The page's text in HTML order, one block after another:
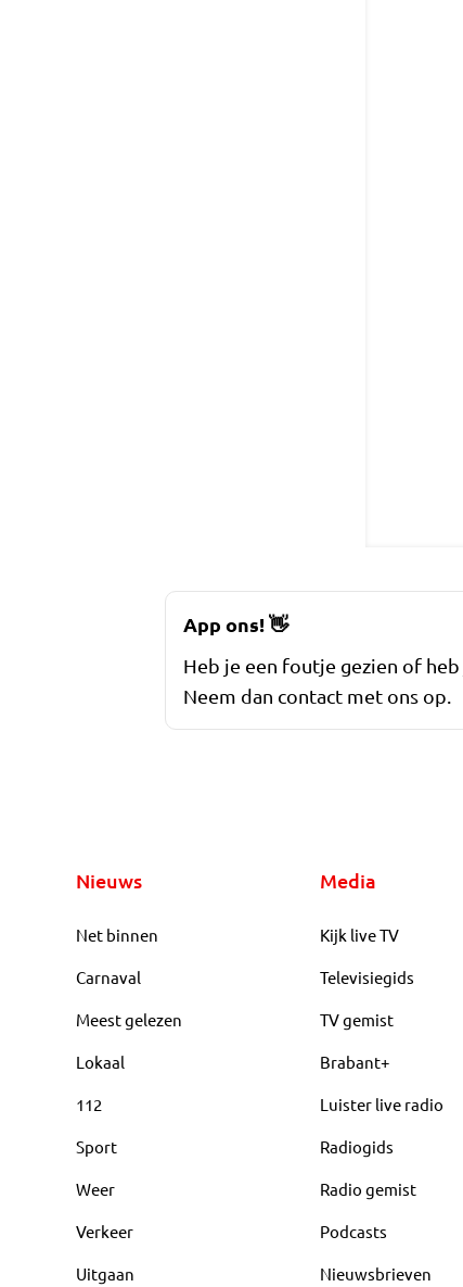
App ons!👋
Heb je een foutje gezien of
Neem dan contact met ons op.
Nieuws
Net binnen
Carnaval
Meest gelezen
Lokaal
112
Sport
Weer
Verkeer
Uitgaan
Media
Kijk live TV
Televisiegids
TV gemist
Brabant+
Luister live radio
Radiogids
Radio gemist
Podcasts
Nieuwsbrieven